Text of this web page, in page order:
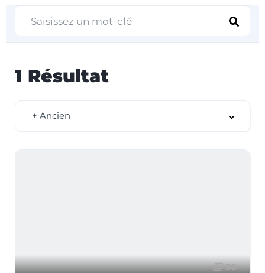
1 Résultat
+ Ancien
30